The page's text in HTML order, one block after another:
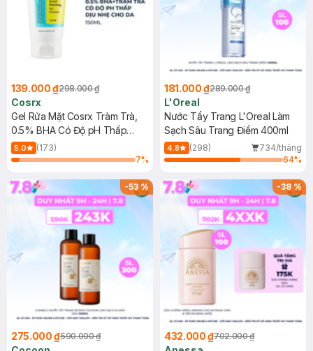
139.000 ₫298.000 ₫
Cosrx
Gel Rửa Mặt Cosrx Tràm Trà,
0.5% BHA Có Độ pH Thấp
150ml
5.0
(173)
7%
181.000 ₫289.000 ₫
L'Oreal
Nước Tẩy Trang L'Oreal Làm
Sạch Sâu Trang Điểm 400ml
4.8 (298)
734/tháng
64%
-53%
275.000 ₫590.000 ₫
-38%
432.000 ₫702.000 ₫